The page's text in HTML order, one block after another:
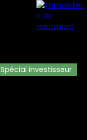
Spécial investisseur